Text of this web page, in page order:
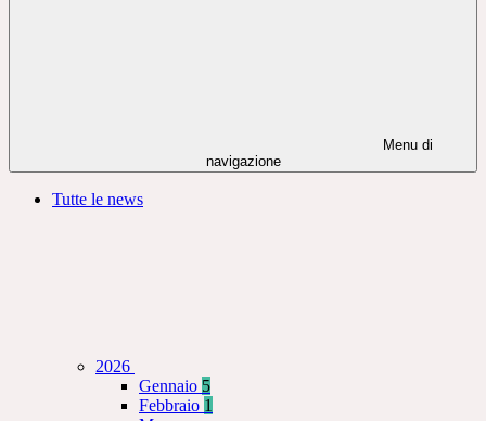
Menu di
navigazione
Tutte le news
2026
Gennaio 5
Febbraio 1